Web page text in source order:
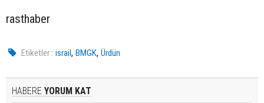
rasthaber
Etiketler : israil,BMGK,Ürdün
HABERE YORUM KAT